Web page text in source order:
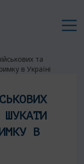
та
в Україні
В